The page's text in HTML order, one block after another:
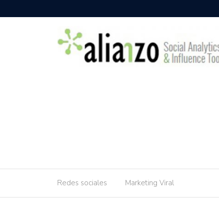
Redes sociales Marketing Viral